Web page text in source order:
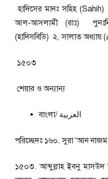
হাদিসের মানঃ সহিহ (Sahih)
আল-আসলামী (রাঃ)
১৫০৩
শেয়ার ও অন্যান্য
বাংলা/ العربية
পরিচ্ছেদঃ ১৬০. সুরা ‘আন
১৫০৩. আব্দুল্লাহ ইবনু মাসউদ